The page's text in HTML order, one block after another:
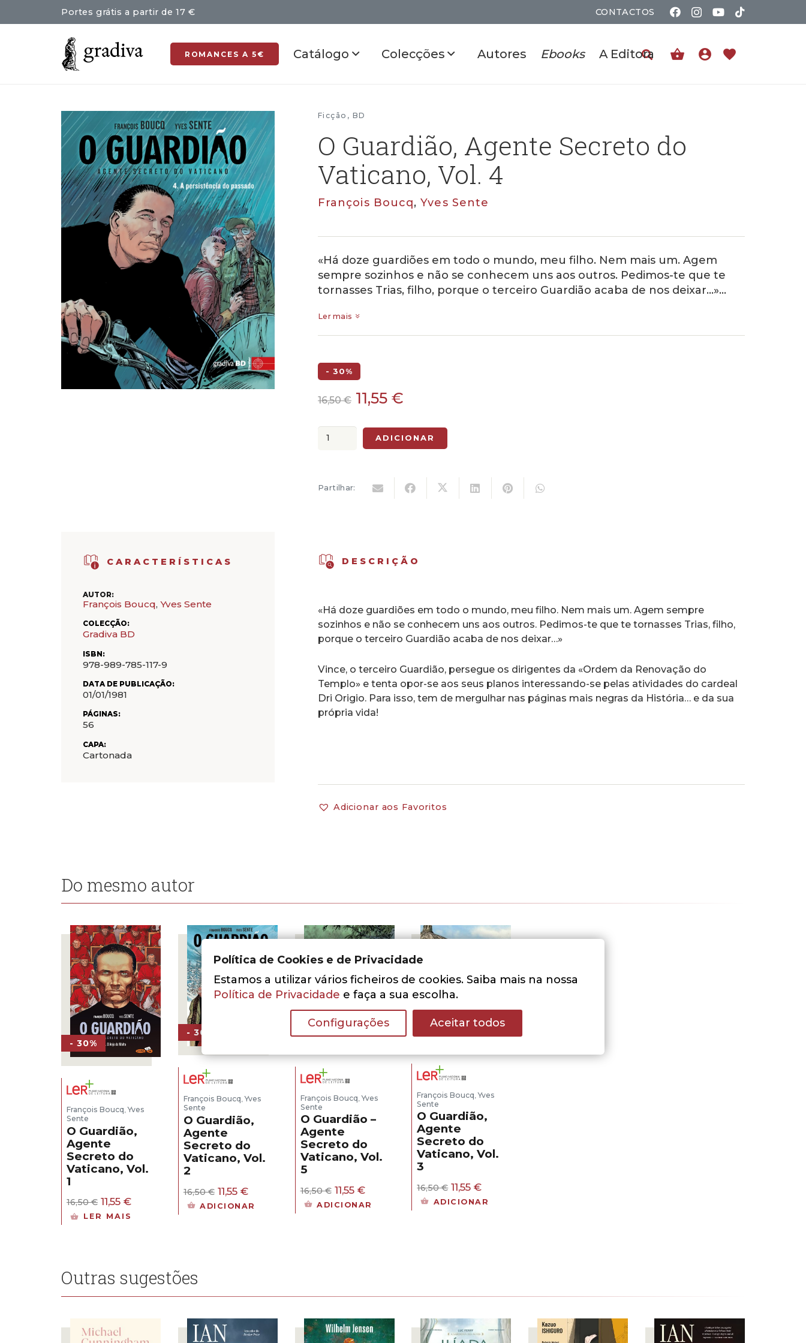
Portes grátis a partir de 17 € CONTACTOS
ROMANCES A 5€ Catálogo Colecções Autores Ebooks A Editora shopping_basket account_circle favorite
Ficção , BD
O Guardião, Agente Secreto do
Vaticano, Vol. 4
François Boucq,Yves Sente
«Há doze guardiões em todo o mundo, meu filho. Nem mais um. Agem
sempre sozinhos e não se conhecem uns aos outros. Pedimos-te que te
tornasses Trias, filho, porque o terceiro Guardião acaba de nos deixar…»…
Ler mais
- 30%
16,50€ O
original
era:
11,55 €
atual
é:
Quantidade
Agente
Vol.
4
ADICIONAR
Partilhar:
CARACTERÍSTICAS
AUTOR:
François Boucq, Yves Sente
COLECÇÃO:
Gradiva BD
ISBN:
978-989-785-117-9
DATA DE PUBLICAÇÃO:
01/01/1981
PÁGINAS:
56
CAPA:
Cartonada
DESCRIÇÃO
«Há doze guardiões em todo o mundo, meu filho. Nem mais um. Agem sempre
sozinhos e não se conhecem uns aos outros. Pedimos-te que te tornasses Trias, filho,
porque o terceiro Guardião acaba de nos deixar…»
Vince, o terceiro Guardião, persegue os dirigentes da «Ordem da Renovação do
Templo» e tenta opor-se aos seus planos interessando-se pelas atividades do cardeal
Dri Origio. Para isso, tem de mergulhar nas páginas mais negras da História… e da sua
própria vida!
Adicionar aos Favoritos
Do mesmo autor
- 30%
François Boucq,Yves
Sente
O Guardião,
Agente
Secreto do
Vaticano, Vol.
1
16,50€ O
preço
11,55 €O
LER MAIS
- 30%
François Boucq,Yves
Sente
O Guardião,
Agente
Secreto do
Vaticano, Vol.
2
16,50€ O
preço
original
11,55 €O
preço
atual
ADICIONAR
François Boucq,Yves
Sente
O Guardião –
Agente
Secreto do
Vaticano, Vol.
5
16,50€ O
preço
11,55 €O
preço
ADICIONAR
- 30%
François Boucq,Yves
Sente
O Guardião,
Agente
Secreto do
Vaticano, Vol.
3
16,50€ O
preço
11,55€O
preço
ADICIONAR
Outras sugestões
Política de Cookies e de Privacidade
Estamos a utilizar vários ficheiros de cookies. Saiba mais na nossa
Política de Privacidade e faça a sua escolha.
Configurações Aceitar todos